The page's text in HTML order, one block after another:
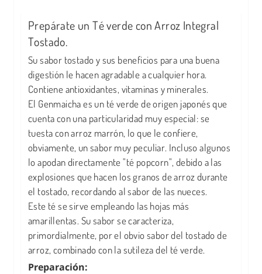
Prepárate un Té verde con Arroz Integral
Tostado.
Su sabor tostado y sus beneficios para una buena
digestión le hacen agradable a cualquier hora.
Contiene antioxidantes, vitaminas y minerales.
El Genmaicha es un té verde de origen japonés que
cuenta con una particularidad muy especial: se
tuesta con arroz marrón, lo que le confiere,
obviamente, un sabor muy peculiar. Incluso algunos
lo apodan directamente "té popcorn", debido a las
explosiones que hacen los granos de arroz durante
el tostado, recordando al sabor de las nueces.
Este té se sirve empleando las hojas más
amarillentas. Su sabor se caracteriza,
primordialmente, por el obvio sabor del tostado de
arroz, combinado con la sutileza del té verde.
Preparación: